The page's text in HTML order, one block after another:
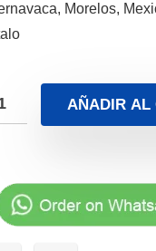
Morelos,
AÑADIR AL